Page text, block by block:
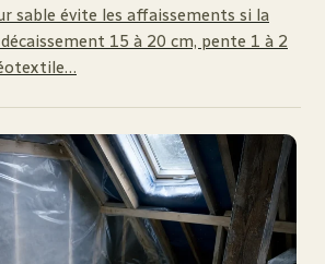
sable évite les affaissements si la
15 à 20 cm, pente 1 à 2